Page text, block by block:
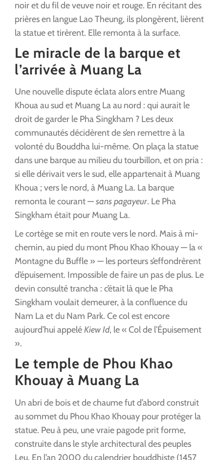
noir et du fil de veuve noir et rouge. En récitant des
prières en langue Lao Theung, ils plongèrent, lièrent
la statue et tirèrent. Elle remonta à la surface.
Le miracle de la barque et
l’arrivée à Muang La
Une nouvelle dispute éclata alors entre Muang
Khoua au sud et Muang La au nord : qui aurait le
droit de garder le Pha Singkham ? Les deux
communautés décidèrent de s’en remettre à la
volonté du Bouddha lui-même. On plaça la statue
dans une barque au milieu du tourbillon, et on pria :
si elle dérivait vers le sud, elle appartenait à Muang
Khoua ; vers le nord, à Muang La. La barque
remonta le courant —sans pagayeur. Le Pha
Singkham était pour Muang La.
Le cortège se mit en route vers le nord. Mais à mi-
chemin, au pied du mont Phou Khao Khouay — la «
Montagne du Buffle » — les porteurs s’effondrèrent
d’épuisement. Impossible de faire un pas de plus. Le
devin consulté trancha : c’était là que le Pha
Singkham voulait demeurer, à la confluence du
Nam La et du Nam Park. Ce col est encore
aujourd’hui appeléKiew Id, le « Col de l’Épuisement
».
Le temple de Phou Khao
Khouay à Muang La
Un abri de bois et de chaume fut d’abord construit
au sommet du Phou Khao Khouay pour protéger la
statue. Peu à peu, une vraie pagode prit forme,
construite dans le style architectural des peuples
Leu. En l’an 2000 du calendrier bouddhiste (1457